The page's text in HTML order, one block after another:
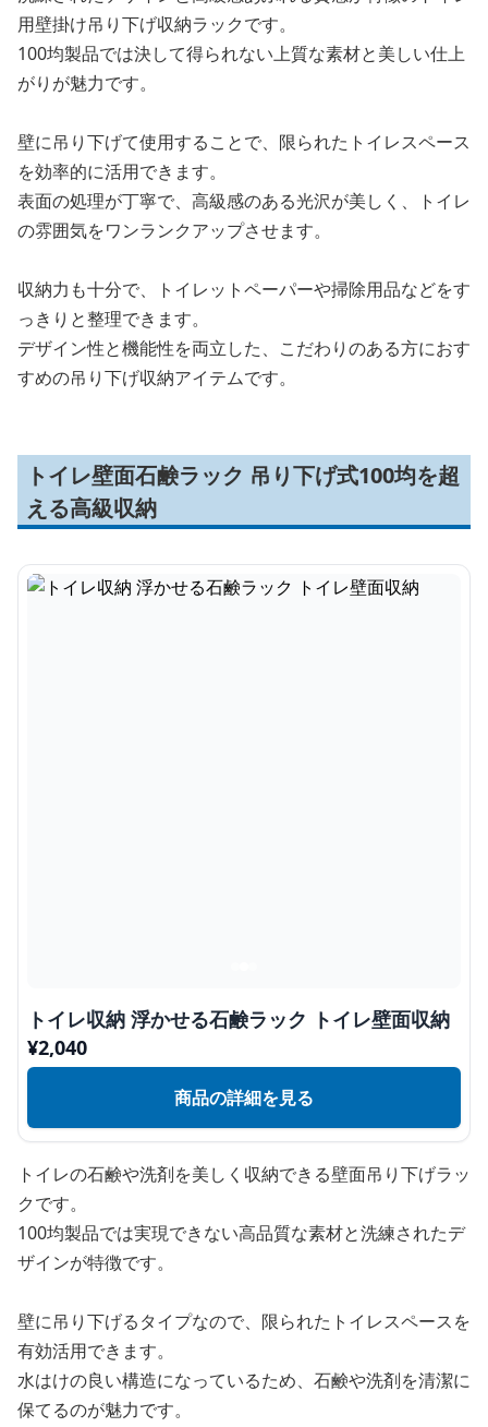
用壁掛け吊り下げ収納ラックです。
100均製品では決して得られない上質な素材と美しい仕上
がりが魅力です。
壁に吊り下げて使用することで、限られたトイレスペース
を効率的に活用できます。
表面の処理が丁寧で、高級感のある光沢が美しく、トイレ
の雰囲気をワンランクアップさせます。
収納力も十分で、トイレットペーパーや掃除用品などをす
っきりと整理できます。
デザイン性と機能性を両立した、こだわりのある方におす
すめの吊り下げ収納アイテムです。
トイレ壁面石鹸ラック 吊り下げ式100均を超
える高級収納
トイレ収納 浮かせる石鹸ラック トイレ壁面収納
¥2,040
商品の詳細を見る
トイレの石鹸や洗剤を美しく収納できる壁面吊り下げラッ
クです。
100均製品では実現できない高品質な素材と洗練されたデ
ザインが特徴です。
壁に吊り下げるタイプなので、限られたトイレスペースを
有効活用できます。
水はけの良い構造になっているため、石鹸や洗剤を清潔に
保てるのが魅力です。